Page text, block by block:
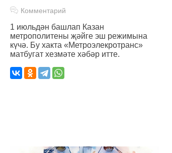
Комментарий
1 июльдән башлап Казан
метрополитены җәйге эш режимына
күчә. Бу хакта «Метроэлекротранс»
матбугат хезмәте хәбәр итте.